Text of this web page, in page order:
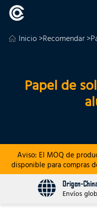
Inicio>Recomendar
Papel de
Aviso: El MOQ de
disponible para compras
Origen-
Envíos